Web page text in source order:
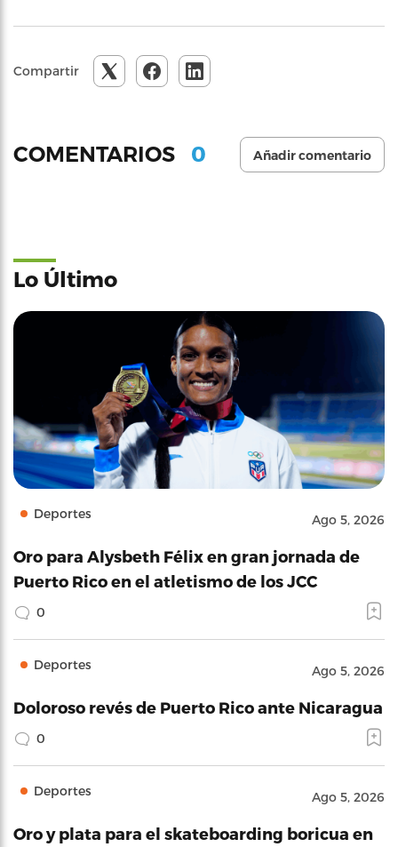
Compartir
COMENTARIOS 0 Añadir comentario
Lo Último
Deportes Ago 5, 2026
Oro para Alysbeth Félix en gran jornada de
Puerto Rico en el atletismo de los JCC
0
Deportes Ago 5, 2026
Doloroso revés de Puerto Rico ante Nicaragua
0
Deportes Ago 5, 2026
Oro y plata para el skateboarding boricua en